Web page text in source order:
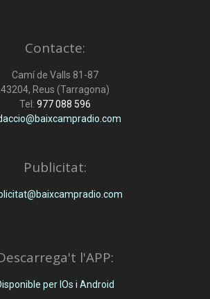
Contacte:
Camí de Valls 81-87
43204, Reus (Tarragona)
Tel: 977 088 596
Publicitat:
l'APP:
per IOs i Android